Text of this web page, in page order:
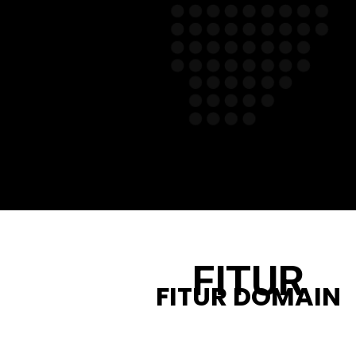
FITUR
FITUR DOMAIN